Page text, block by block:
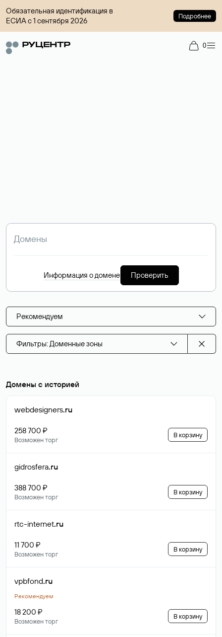
Обязательная идентификация в
ЕСИА с 1 сентября 2026
Подробнее
0
Информация о домене Проверить
Рекомендуем
Фильтры: Доменные зоны
Домены с историей
webdesigners.ru
258 700 ₽
Возможен торг
В корзину
gidrosfera.ru
388 700 ₽
Возможен торг
В корзину
rtc-internet.ru
11 700 ₽
Возможен торг
В корзину
vpbfond.ru
Рекомендуем
18 200 ₽
Возможен торг
В корзину